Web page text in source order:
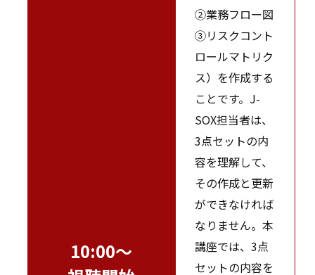
10:00～
②業務フロー図
③リスクコント
ロールマトリク
ス）を作成する
ことです。J-
SOX担当者は、
3点セットの内
容を理解して、
その作成と更新
ができなければ
なりません。本
講座では、3点
セットの内容を